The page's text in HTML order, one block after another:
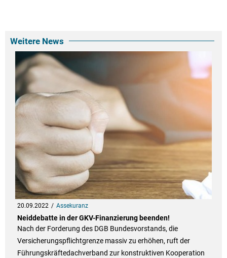
Weitere News
20.09.2022 Assekuranz
Neiddebatte in der GKV-Finanzierung beenden!
Nach der Forderung des DGB Bundesvorstands, die
Versicherungspflichtgrenze massiv zu erhöhen, ruft der
Führungskräftedachverband zur konstruktiven Kooperation